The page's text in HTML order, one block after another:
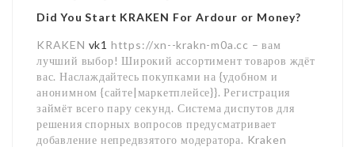
Did You Start KRAKEN For Ardour or Money?
KRAKEN vk1 https://xn--krakn-m0a.cc – вам
лучший выбор! Широкий ассортимент товаров ждёт
вас. Наслаждайтесь покупками на {удобном и
анонимном {сайте|маркетплейсе}}. Регистрация
займёт всего пару секунд. Система диспутов для
решения спорных вопросов предусматривает
добавление непредвзятого модератора. Kraken